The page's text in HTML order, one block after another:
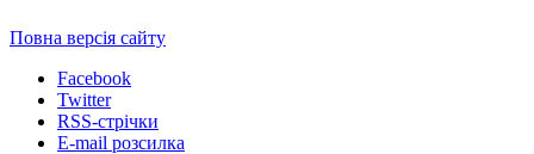
Повна версія сайту
Facebook
Twitter
RSS-стрічки
E-mail розсилка